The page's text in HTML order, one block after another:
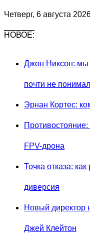
Четверг, 6 августа
НОВОЕ:
Джон Никсон: мы
почти не
Эрнан Кортес:
Противостояние:
FPV-дрона
Точка отказа:
диверсия
Новый директор
Джей Клейтон